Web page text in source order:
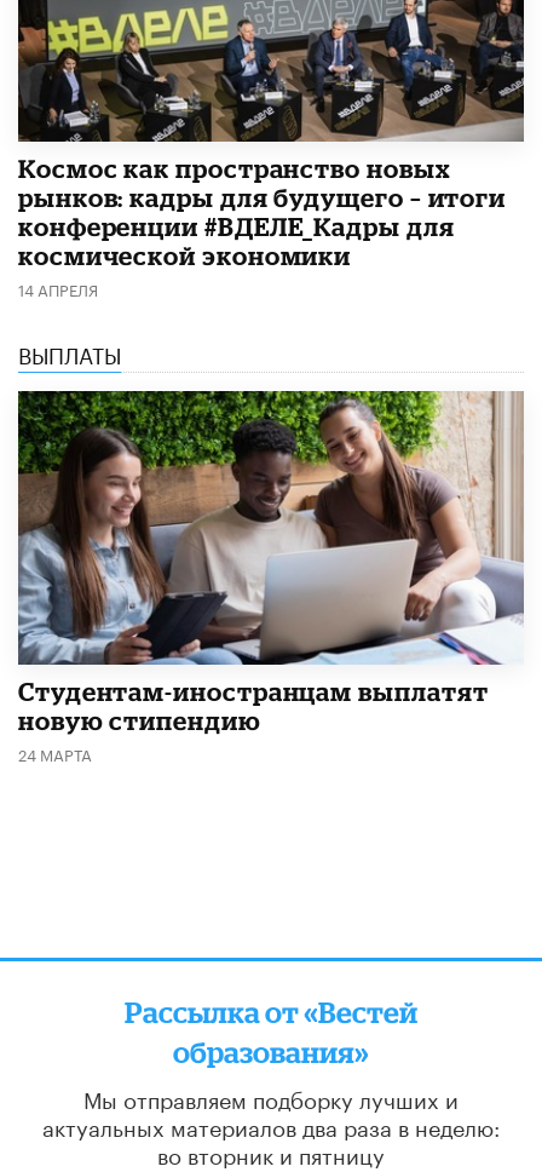
Космос как пространство новых
рынков: кадры для будущего – итоги
конференции #ВДЕЛЕ_Кадры для
космической экономики
14 АПРЕЛЯ
ВЫПЛАТЫ
Студентам-иностранцам выплатят
новую стипендию
24 МАРТА
Рассылка от «Вестей
образования»
Мы отправляем подборку лучших и
актуальных материалов два раза в неделю:
во вторник и пятницу